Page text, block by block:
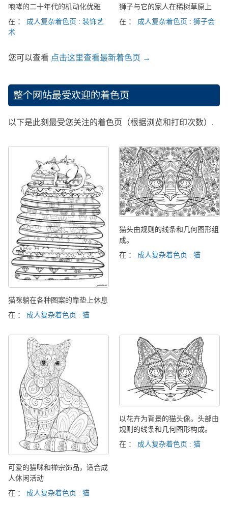
咆哮的二十年代的机动化优雅
在 ： 成人复杂着色页 : 装饰艺
术
狮子与它的家人在稀树草原上
在 ： 成人复杂着色页 : 狮子会
您可以查看 点击这里查看最新着色页 →
整个网站最受欢迎的着色页
以下是此刻最受您关注的着色页（根据浏览和打印次数）.
猫咪躺在各种图案的靠垫上休息
在 ： 成人复杂着色页 : 猫
猫头由规则的线条和几何图形组
成。
在 ： 成人复杂着色页 : 猫
可爱的猫咪和禅宗饰品，适合成
人休闲活动
在 ： 成人复杂着色页 : 猫
以花卉为背景的猫头像。头部由
规则的线条和几何图形构成。
在 ： 成人复杂着色页 : 猫